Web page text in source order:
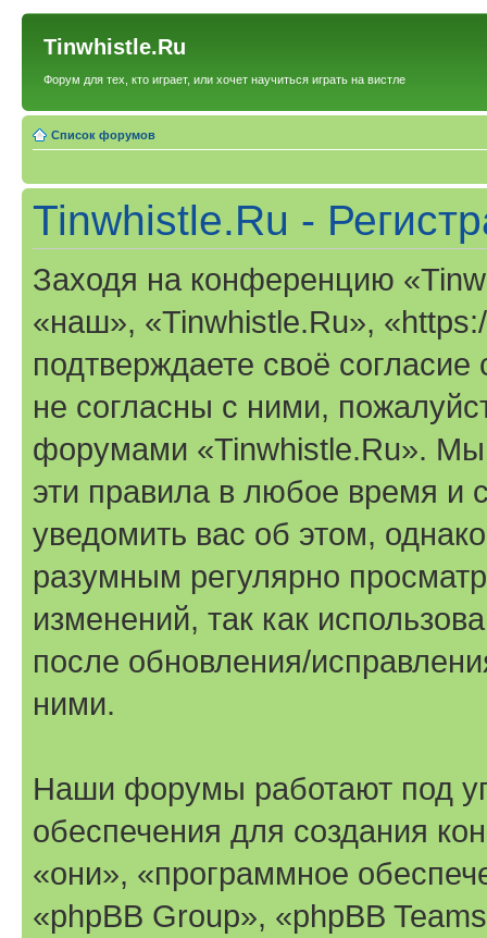
Tinwhistle.Ru
Форум для тех, кто играет, или хочет научиться играть на вистле
Список форумов
Tinwhistle.Ru -
Заходя на конференцию
«наш», «Tinwhistle.Ru»,
подтверждаете своё
не согласны с ними,
форумами «Tinwhistle.Ru». Мы
эти правила в любое время и
уведомить вас об этом,
разумным регулярно
изменений, так как
после обновления/
ними.
Наши форумы работают под
обеспечения для создания
«они», «программное
«phpBB Group», «phpBB